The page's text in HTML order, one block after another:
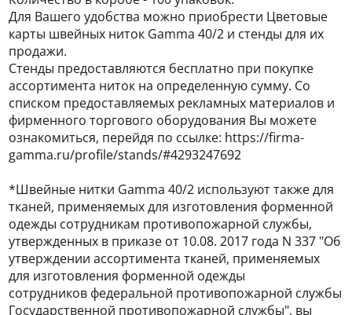
Для Вашего удобства можно приобрести Цветовые
карты швейных ниток Gamma 40/2 и стенды для их
продажи.
Стенды предоставляются бесплатно при покупке
ассортимента ниток на определенную сумму. Со
списком предоставляемых рекламных материалов и
фирменного торгового оборудования Вы можете
ознакомиться, перейдя по ссылке: https://firma-
gamma.ru/profile/stands/#4293247692
*Швейные нитки Gamma 40/2 используют также для
тканей, применяемых для изготовления форменной
одежды сотрудникам противопожарной службы,
утвержденных в приказе от 10.08. 2017 года N 337 "Об
утверждении ассортимента тканей, применяемых
для изготовления форменной одежды
сотрудников федеральной противопожарной службы
Государственной противопожарной службы", вы